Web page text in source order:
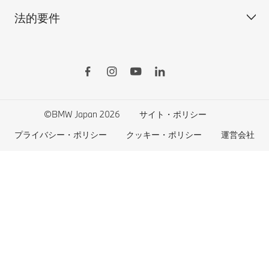
BMW Motorrad
BMWタイヤ＆ホイール
BMWファイナンシャル・サービス
新車在庫検索
BMWの電気自動車
エコカー減税および補助金制度
法的要件
©BMW Japan 2026
サイト・ポリシー
プライバシー・ポリシー
クッキー・ポリシー 運営会社